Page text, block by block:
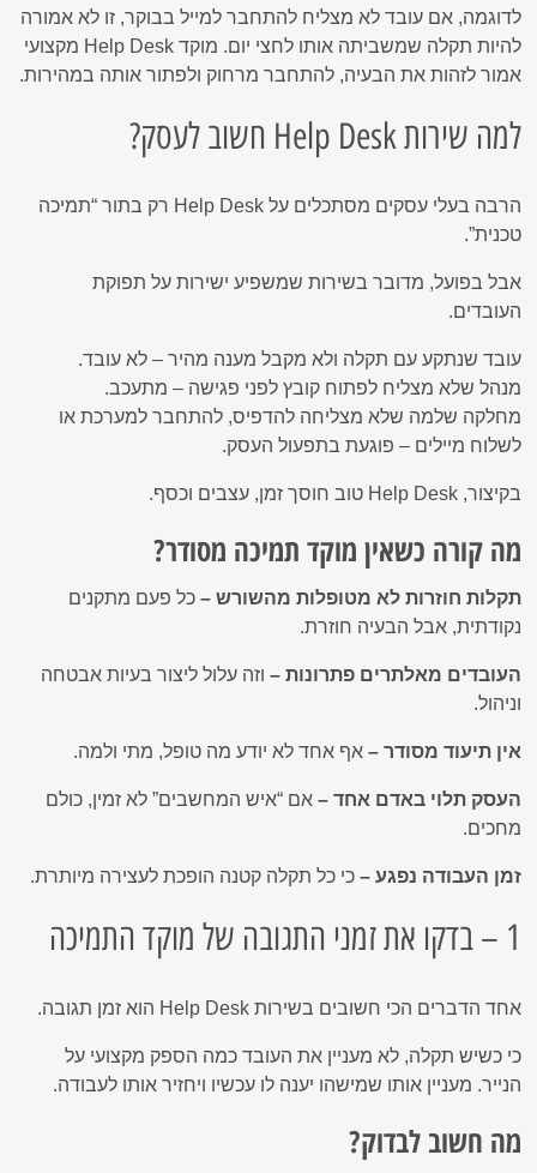
לדוגמה, אם עובד לא מצליח להתחבר למייל בבוקר, זו לא אמורה
להיות תקלה שמשביתה אותו לחצי יום. מוקד Help Desk מקצועי
אמור לזהות את הבעיה, להתחבר מרחוק ולפתור אותה במהירות.
למה שירות Help Desk חשוב לעסק?
הרבה בעלי עסקים מסתכלים על Help Desk רק בתור “תמיכה
טכנית”.
אבל בפועל, מדובר בשירות שמשפיע ישירות על תפוקת
העובדים.
עובד שנתקע עם תקלה ולא מקבל מענה מהיר – לא עובד.
מנהל שלא מצליח לפתוח קובץ לפני פגישה – מתעכב.
מחלקה שלמה שלא מצליחה להדפיס, להתחבר למערכת או
לשלוח מיילים – פוגעת בתפעול העסק.
בקיצור, Help Desk טוב חוסך זמן, עצבים וכסף.
מה קורה כשאין מוקד תמיכה מסודר?
תקלות חוזרות לא מטופלות מהשורש – כל פעם מתקנים
נקודתית, אבל הבעיה חוזרת.
העובדים מאלתרים פתרונות – וזה עלול ליצור בעיות אבטחה
וניהול.
אין תיעוד מסודר – אף אחד לא יודע מה טופל, מתי ולמה.
העסק תלוי באדם אחד – אם “איש המחשבים” לא זמין, כולם
מחכים.
זמן העבודה נפגע – כי כל תקלה קטנה הופכת לעצירה מיותרת.
1 – בדקו את זמני התגובה של מוקד התמיכה
אחד הדברים הכי חשובים בשירות Help Desk הוא זמן תגובה.
כי כשיש תקלה, לא מעניין את העובד כמה הספק מקצועי על
הנייר. מעניין אותו שמישהו יענה לו עכשיו ויחזיר אותו לעבודה.
מה חשוב לבדוק?